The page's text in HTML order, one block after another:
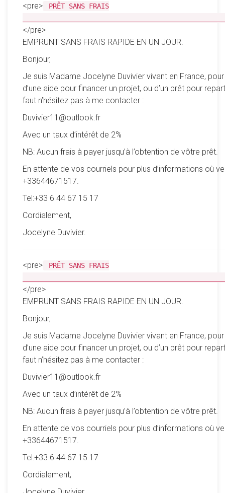
<pre>
PRÊT SANS FRAIS
</pre>
EMPRUNT SANS FRAIS RAPIDE EN UN JOUR.
Bonjour,
Je suis Madame Jocelyne Duvivier vivant en France,
d’une aide pour financer un projet, ou d’un prêt pour
faut n’hésitez pas à me contacter :
Duvivier11@outlook.fr
Avec un taux d’intérêt de 2%
NB: Aucun frais à payer jusqu’à l’obtention de vôtre prêt.
En attente de vos courriels pour plus d’informations où
+33644671517.
Tel:+33 6 44 67 15 17
Cordialement,
Jocelyne Duvivier.
<pre>
PRÊT SANS FRAIS
</pre>
EMPRUNT SANS FRAIS RAPIDE EN UN JOUR.
Bonjour,
Je suis Madame Jocelyne Duvivier vivant en France,
d’une aide pour financer un projet, ou d’un prêt pour
faut n’hésitez pas à me contacter :
Duvivier11@outlook.fr
Avec un taux d’intérêt de 2%
NB: Aucun frais à payer jusqu’à l’obtention de vôtre prêt.
En attente de vos courriels pour plus d’informations où
+33644671517.
Tel:+33 6 44 67 15 17
Cordialement,